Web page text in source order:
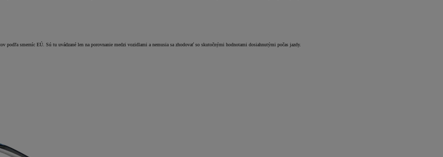
podľa smerníc EÚ. Sú tu uvádzané len na porovnanie medzi vozidlami a nemusia sa zhodovať so skutočnými hodnotami dosiahnutými počas jazdy.